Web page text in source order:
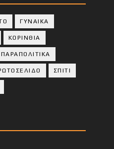
ΓΥΝΑΙΚΑ
ΚΟΡΙΝΘΙΑ
ΠΑΡΑΠΟΛΙΤΙΚΑ
ΣΠΙΤΙ